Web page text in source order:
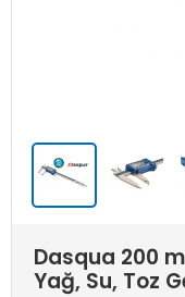
Dasqua 200
Yağ, Su, Toz